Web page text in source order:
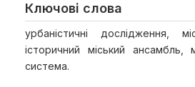
Ключові слова
урбаністичні дослідження,
історичний міський ансамбль,
система.